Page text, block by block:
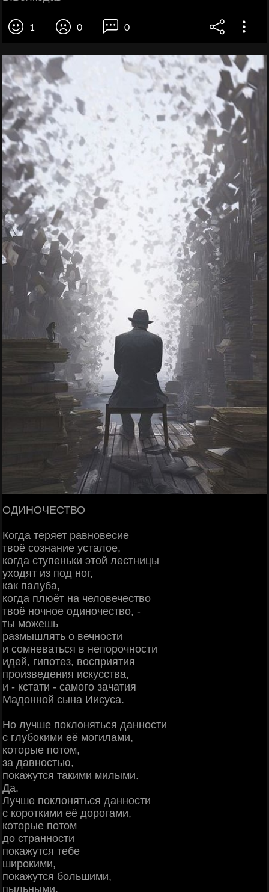
1 0 0
ОДИНОЧЕСТВО
Когда теряет равновесие
твоё сознание усталое,
когда ступеньки этой лестницы
уходят из под ног,
как палуба,
когда плюёт на человечество
твоё ночное одиночество, -
ты можешь
размышлять о вечности
и сомневаться в непорочности
идей, гипотез, восприятия
произведения искусства,
и - кстати - самого зачатия
Мадонной сына Иисуса.
Но лучше поклоняться данности
с глубокими её могилами,
которые потом,
за давностью,
покажутся такими милыми.
Да.
Лучше поклоняться данности
с короткими её дорогами,
которые потом
до странности
покажутся тебе
широкими,
покажутся большими,
пыльными,